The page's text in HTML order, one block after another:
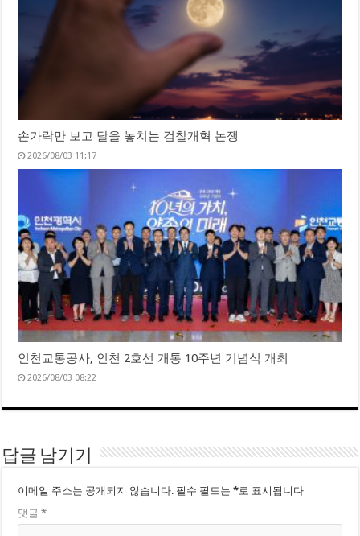
손가락만 보고 달을 놓치는 검찰개혁 논쟁
2026/08/03 11:17
인천교통공사, 인천 2호선 개통 10주년 기념식 개최
2026/08/03 08:22
답글 남기기
이메일 주소는 공개되지 않습니다. 필수 필드는*로 표시됩니다
댓글*